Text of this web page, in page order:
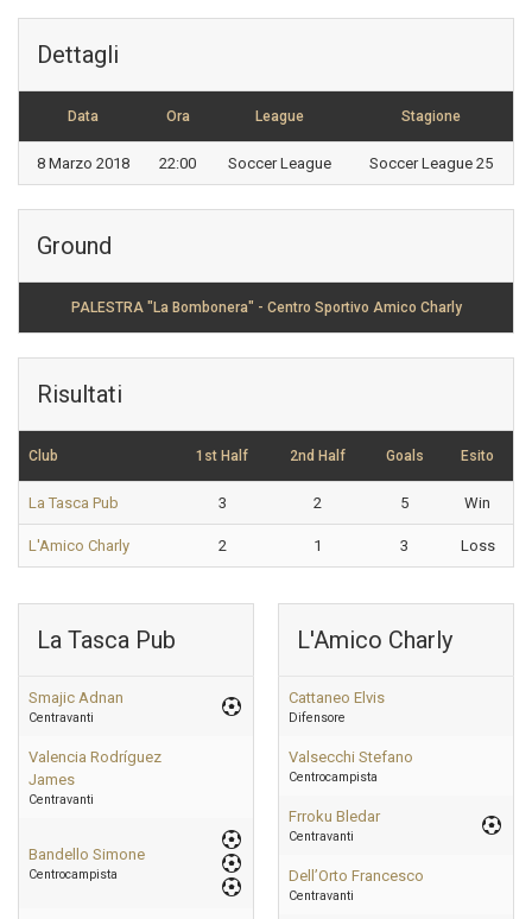
Dettagli
Data Ora League Stagione
8 Marzo 2018 22:00 Soccer League Soccer League 25
Ground
PALESTRA "La Bombonera" - Centro Sportivo Amico Charly
Risultati
Club 1st Half 2nd Half Goals Esito
La Tasca Pub 3 2 5 Win
L'Amico Charly 2 1 3 Loss
La Tasca Pub
Smajic Adnan
Centravanti
Valencia Rodríguez
James
Centravanti
Bandello Simone
Centrocampista
L'Amico Charly
Cattaneo Elvis
Difensore
Valsecchi Stefano
Centrocampista
Frroku Bledar
Centravanti
Dell’Orto Francesco
Centravanti